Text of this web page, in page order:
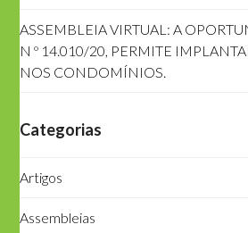
ASSEMBLEIA VIRTUAL: A
N º 14.010/20, PERMITE
NOS CONDOMÍNIOS.
Categorias
Artigos
Assembleias